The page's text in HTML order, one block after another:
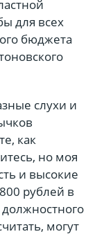
для всех
бюджета
слухи и
как
но моя
и высокие
рублей в
должностного
могут